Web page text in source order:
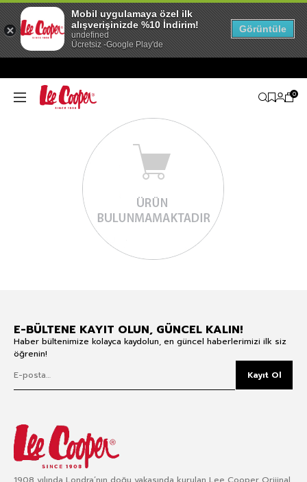
0
E-BÜLTENE KAYIT OLUN, GÜNCEL KALIN!
Haber bültenimize kolayca kaydolun, en güncel haberlerimizi ilk siz
öğrenin!
Kayıt Ol
Mobil uygulamaya özel ilk
alışverişinizde %10 İndirim!
undefined
Ücretsiz -Google Play'de
Görüntüle